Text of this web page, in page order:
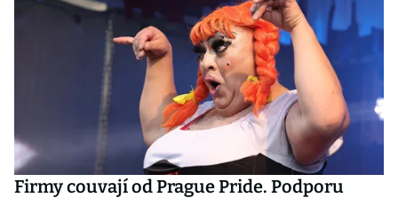
Firmy couvají od Prague Pride. Podporu